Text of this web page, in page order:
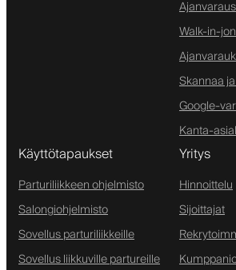
Walk-in-
Skannaa
Google-
Kanta-
Käyttötapaukset
Parturiliikkeen ohjelmisto
Salongiohjelmisto
Sovellus parturiliikkeille
Sovellus liikkuville partureille
Yritys
Hinnoittelu
Sijoittajat